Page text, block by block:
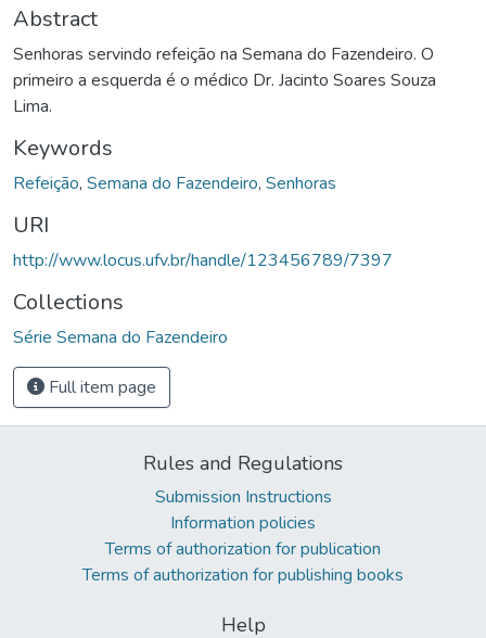
Abstract
Senhoras servindo refeição na Semana do Fazendeiro. O
primeiro a esquerda é o médico Dr. Jacinto Soares Souza
Lima.
Keywords
Refeição, Semana do Fazendeiro, Senhoras
URI
http://www.locus.ufv.br/handle/123456789/7397
Collections
Série Semana do Fazendeiro
Full item page
Rules and Regulations
Submission Instructions
Information policies
Terms of authorization for publication
Terms of authorization for publishing books
Help